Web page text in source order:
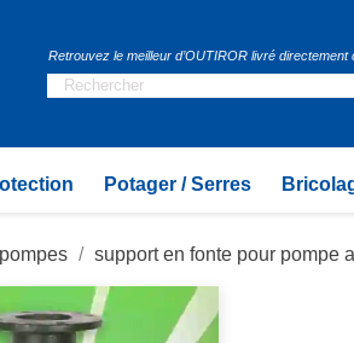
Retrouvez le meilleur d’OUTIROR livré directement
Potager / Serres
support en fonte pour pompe